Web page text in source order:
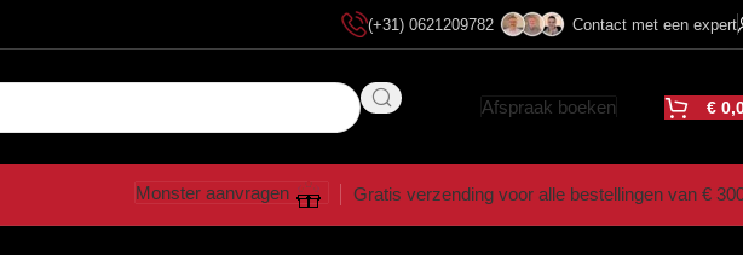
(+31) 0621209782 Contact met een expert
Afspraak boeken €
Monster aanvragen Gratis verzending voor alle bestellingen van €